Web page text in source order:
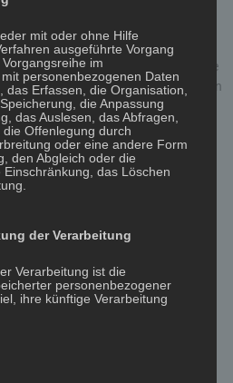
dass Sie über das Setzen von
Cookies nur im Einzelfall erlauben, die
Fälle oder generell ausschließen
der Cookies beim Schließen des
von Cookies kann die
sein.
oder zu Analysezwecken
hierüber im Rahmen dieser
informieren und ggf. eine
und speichert automatisch
Log-Dateien, die Ihr Browser
Dies sind:
mit oder ohne Hilfe
ausgeführte Vorgang
im
personenbezogenen Daten
das Erfassen, die Organisation,
die Anpassung
das Auslesen, das Abfragen,
Offenlegung durch
oder eine andere Form
den Abgleich oder die
Einschränkung, das Löschen
der Verarbeitung
Verarbeitung ist die
personenbezogener
ihre künftige Verarbeitung